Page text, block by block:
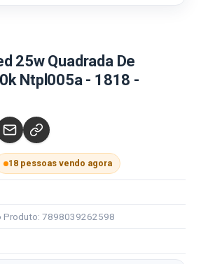
25w Quadrada De
Ntpl005a - 1818 -
18 pessoas vendo agora
Produto: 7898039262598